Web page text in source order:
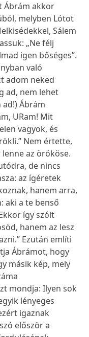
Ábrám akkor
melyben Lótot
Sálem
„Ne félj
igen bőséges”.
való
adom neked
ad, nem lehet
Ábrám
URam! Mit
vagyok, és
Nem értette,
az örököse.
de nincs
az ígéretek
hanem arra,
aki a te benső
így szólt
hanem az lesz
Ezután említi
Ábrámot, hogy
másik kép, mely
mondja: Ilyen sok
lényeges
igaznak
először a